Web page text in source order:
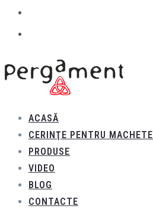
ACASĂ
CERINŢE PENTRU MACHETE
PRODUSE
VIDEO
BLOG
CONTACTE